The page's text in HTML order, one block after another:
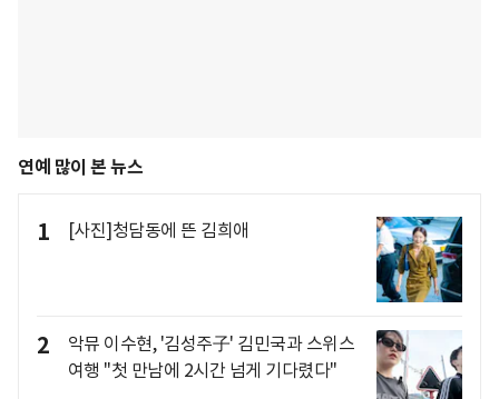
연예 많이 본 뉴스
1 [사진]청담동에 뜬 김희애
2
악뮤 이수현, '김성주子' 김민국과 스위스
여행 "첫 만남에 2시간 넘게 기다렸다"